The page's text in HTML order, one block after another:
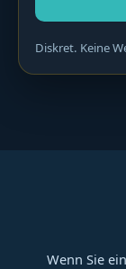
Diskret. Keine
Wenn Sie